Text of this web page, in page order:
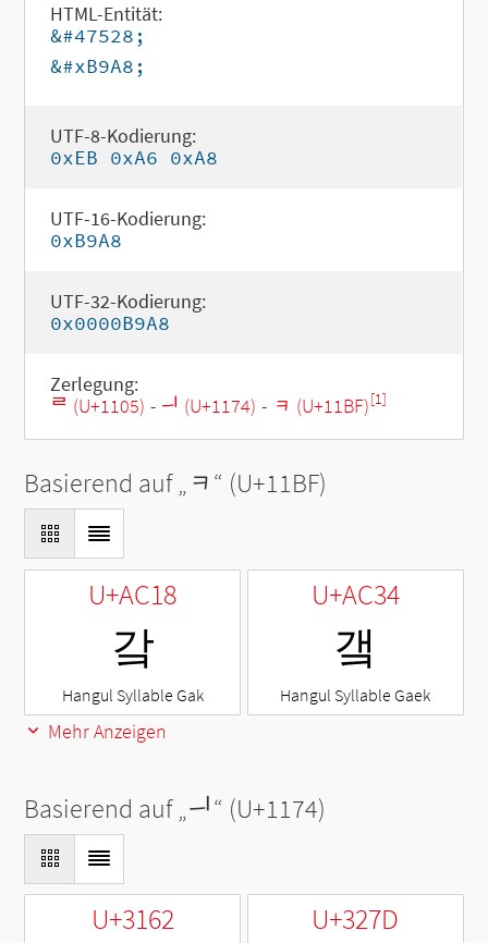
HTML-Entität:
&#47528;
&#xB9A8;
UTF-8-Kodierung:
0xEB 0xA6 0xA8
UTF-16-Kodierung:
0xB9A8
UTF-32-Kodierung:
0x0000B9A8
Zerlegung:
ᄅ (U+1105) - ᅴ (U+1174) - ᆿ (U+11BF)[1]
Basierend auf „ᆿ“ (U+11BF)
U+AC18
갘
Hangul Syllable Gak
U+AC34
갴
Hangul Syllable Gaek
Mehr Anzeigen
Basierend auf „ᅴ“ (U+1174)
U+3162 U+327D